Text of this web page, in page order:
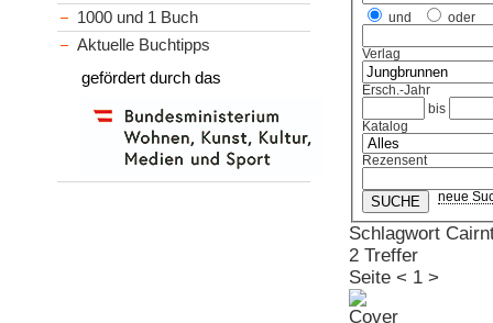
und oder
Verlag
Ersch.-Jahr
bis
Katalog
Rezensent
neue
Schlagwort
2 Treffer
Seite < 1 >
1000 und 1 Buch
Aktuelle Buchtipps
gefördert durch das